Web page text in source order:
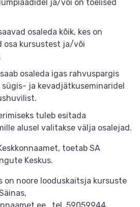
ja/või on tõelised
osaleda kõik, kes on
osa kursustest ja/või
osaleda igas rahvuspargis
ja kevadjätkuseminaridel
tuleb esitada
alusel valitakse välja osalejad.
toetab SA
Keskus.
on noore looduskaitsja kursuste